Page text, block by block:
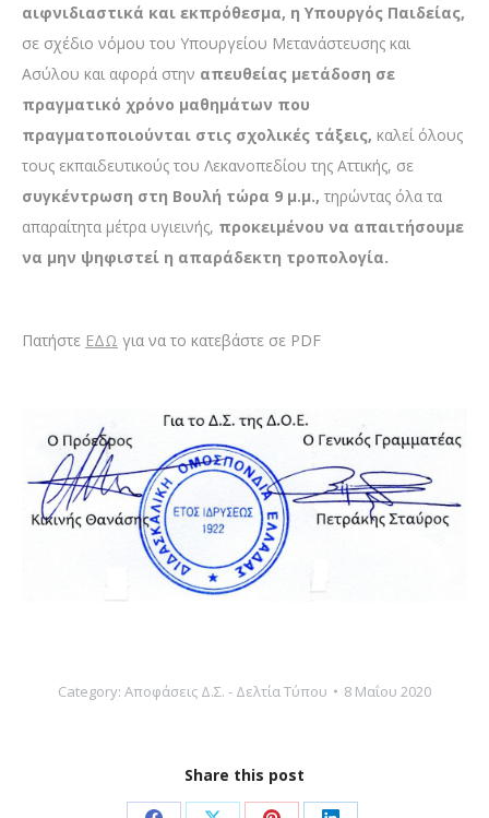
αιφνιδιαστικά και εκπρόθεσμα, η Υπουργός Παιδείας,
σε σχέδιο νόμου του Υπουργείου Μετανάστευσης και
Ασύλου και αφορά στην απευθείας μετάδοση σε
πραγματικό χρόνο μαθημάτων που
πραγματοποιούνται στις σχολικές τάξεις, καλεί όλους
τους εκπαιδευτικούς του Λεκανοπεδίου της Αττικής, σε
συγκέντρωση στη Βουλή τώρα 9 μ.μ., τηρώντας όλα τα
απαραίτητα μέτρα υγιεινής, προκειμένου να απαιτήσουμε
να μην ψηφιστεί η απαράδεκτη τροπολογία.
Πατήστε ΕΔΩ για να το κατεβάστε σε PDF
Category: Αποφάσεις Δ.Σ. - Δελτία Τύπου 8 Μαΐου 2020
Share this post